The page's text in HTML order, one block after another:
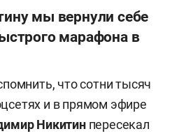
мы вернули себе
марафона в
что сотни тысяч
и в прямом эфире
Никитин пересекал